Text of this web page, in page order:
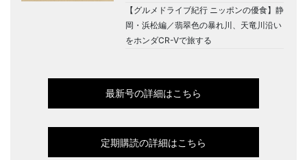
【グルメドライブ紀行 ニッポンの優食】静
岡・浜松編／翡翠色の暴れ川、天竜川沿い
をホンダCR-Vで旅する
最新号の詳細はこちら
定期購読の詳細はこちら